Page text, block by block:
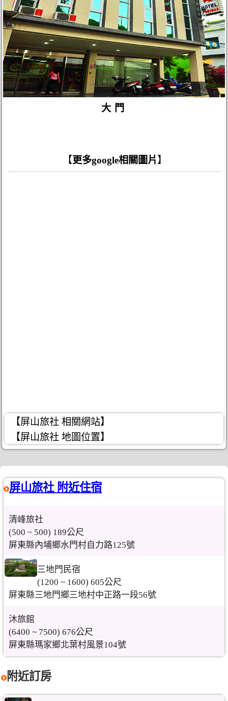
大門
【更多google相關圖片 】
【屏山旅社 相關網站】
【屏山旅社 地圖位置】
屏山旅社 附近住宿
清峰旅社
(500 ~ 500) 189公尺
屏東縣內埔鄉水門村自力路125號
三地門民宿
(1200 ~ 1600) 605公尺
屏東縣三地門鄉三地村中正路一段56號
沐旅館
(6400 ~ 7500) 676公尺
屏東縣瑪家鄉北葉村風景104號
附近訂房